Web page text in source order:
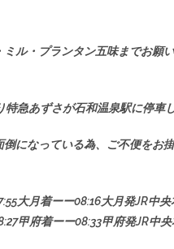
ル・プランタン五味までお願い
急あずさが石和温泉駅に停車
になっている為、ご不便をお掛
大月着ーー08:16大月発JR中
甲府着ーー08:33甲府発JR中